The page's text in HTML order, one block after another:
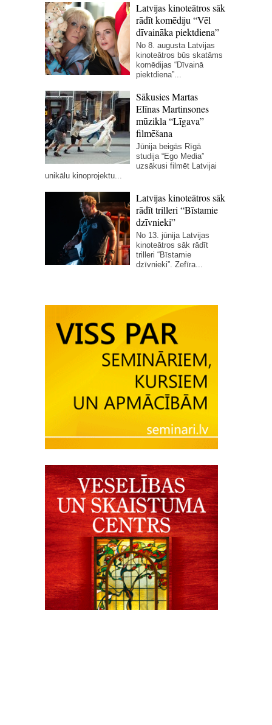
Latvijas kinoteātros sāk
rādīt komēdiju “Vēl
dīvaināka piektdiena”
No 8. augusta Latvijas
kinoteātros būs skatāms
komēdijas “Dīvainā
piektdiena”...
Sākusies Martas
Elīnas Martinsones
mūzikla “Līgava”
filmēšana
Jūnija beigās Rīgā
studija “Ego Media”
uzsākusi filmēt Latvijai
unikālu kinoprojektu...
Latvijas kinoteātros sāk
rādīt trilleri “Bīstamie
dzīvnieki”
No 13. jūnija Latvijas
kinoteātros sāk rādīt
trilleri “Bīstamie
dzīvnieki”. Zefīra...